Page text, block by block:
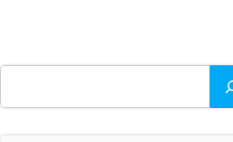
Rechercher